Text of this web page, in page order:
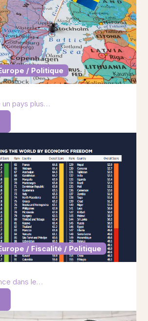
/ Politique
un pays plus…
/ Fiscalité / Politique
dans le…